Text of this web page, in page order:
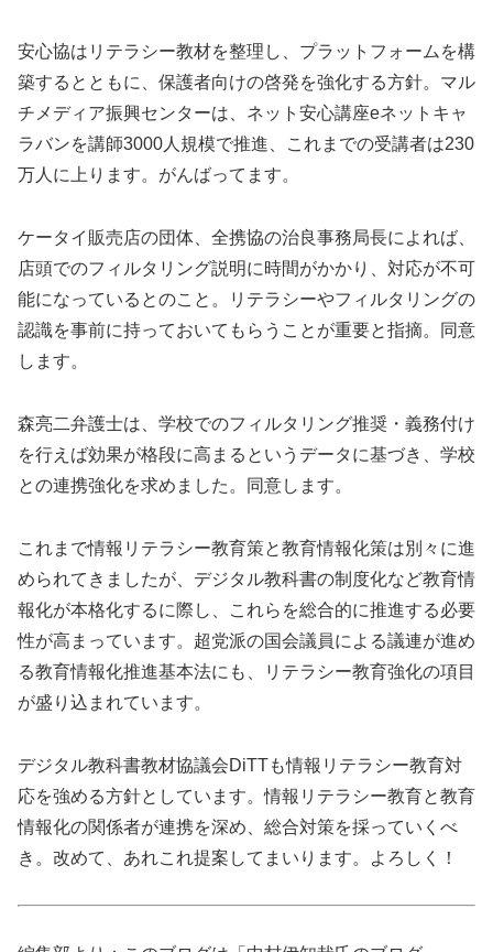
安心協はリテラシー教材を整理し、プラットフォームを構
築するとともに、保護者向けの啓発を強化する方針。マル
チメディア振興センターは、ネット安心講座eネットキャ
ラバンを講師3000人規模で推進、これまでの受講者は230
万人に上ります。がんばってます。
ケータイ販売店の団体、全携協の治良事務局長によれば、
店頭でのフィルタリング説明に時間がかかり、対応が不可
能になっているとのこと。リテラシーやフィルタリングの
認識を事前に持っておいてもらうことが重要と指摘。同意
します。
森亮二弁護士は、学校でのフィルタリング推奨・義務付け
を行えば効果が格段に高まるというデータに基づき、学校
との連携強化を求めました。同意します。
これまで情報リテラシー教育策と教育情報化策は別々に進
められてきましたが、デジタル教科書の制度化など教育情
報化が本格化するに際し、これらを総合的に推進する必要
性が高まっています。超党派の国会議員による議連が進め
る教育情報化推進基本法にも、リテラシー教育強化の項目
が盛り込まれています。
デジタル教科書教材協議会DiTTも情報リテラシー教育対
応を強める方針としています。情報リテラシー教育と教育
情報化の関係者が連携を深め、総合対策を採っていくべ
き。改めて、あれこれ提案してまいります。よろしく！